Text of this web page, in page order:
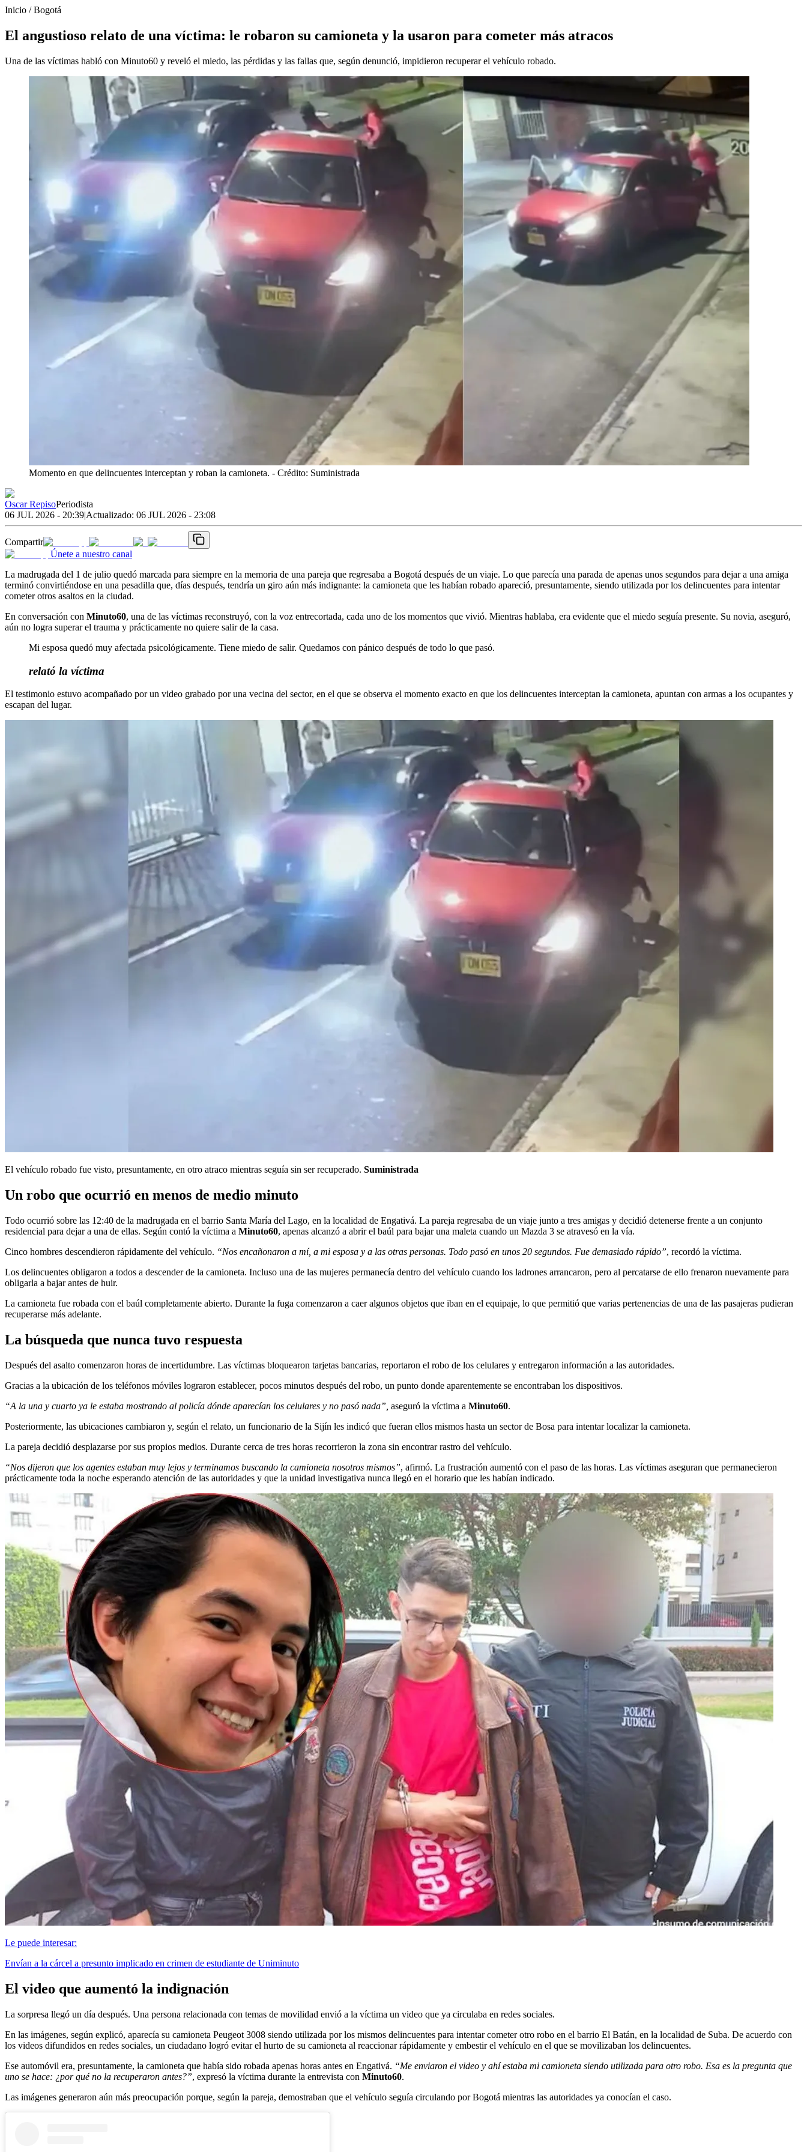
Inicio /Bogotá
El angustioso relato de una víctima: le robaron su camioneta y la usaron para cometer más atracos
Una de las víctimas habló con Minuto60 y reveló el miedo, las pérdidas y las fallas que, según denunció, impidieron recuperar el vehículo robado.
Momento en que delincuentes interceptan y roban la camioneta. - Crédito: Suministrada
Oscar RepisoPeriodista
06 JUL 2026 - 20:39|Actualizado: 06 JUL 2026 - 23:08
Compartir
Únete a nuestro canal
La madrugada del 1 de julio quedó marcada para siempre en la memoria de una pareja que regresaba a Bogotá después de un viaje. Lo que parecía una parada de apenas unos segundos para dejar a una amiga
terminó convirtiéndose en una pesadilla que, días después, tendría un giro aún más indignante: la camioneta que les habían robado apareció, presuntamente, siendo utilizada por los delincuentes para intentar
cometer otros asaltos en la ciudad.
En conversación con Minuto60, una de las víctimas reconstruyó, con la voz entrecortada, cada uno de los momentos que vivió. Mientras hablaba, era evidente que el miedo seguía presente. Su novia, aseguró,
aún no logra superar el trauma y prácticamente no quiere salir de la casa.
Mi esposa quedó muy afectada psicológicamente. Tiene miedo de salir. Quedamos con pánico después de todo lo que pasó.
relató la víctima
El testimonio estuvo acompañado por un video grabado por una vecina del sector, en el que se observa el momento exacto en que los delincuentes interceptan la camioneta, apuntan con armas a los ocupantes y
escapan del lugar.
El vehículo robado fue visto, presuntamente, en otro atraco mientras seguía sin ser recuperado. Suministrada
Un robo que ocurrió en menos de medio minuto
Todo ocurrió sobre las 12:40 de la madrugada en el barrio Santa María del Lago, en la localidad de Engativá. La pareja regresaba de un viaje junto a tres amigas y decidió detenerse frente a un conjunto
residencial para dejar a una de ellas. Según contó la víctima a Minuto60, apenas alcanzó a abrir el baúl para bajar una maleta cuando un Mazda 3 se atravesó en la vía.
Cinco hombres descendieron rápidamente del vehículo. “Nos encañonaron a mí, a mi esposa y a las otras personas. Todo pasó en unos 20 segundos. Fue demasiado rápido”, recordó la víctima.
Los delincuentes obligaron a todos a descender de la camioneta. Incluso una de las mujeres permanecía dentro del vehículo cuando los ladrones arrancaron, pero al percatarse de ello frenaron nuevamente para
obligarla a bajar antes de huir.
La camioneta fue robada con el baúl completamente abierto. Durante la fuga comenzaron a caer algunos objetos que iban en el equipaje, lo que permitió que varias pertenencias de una de las pasajeras pudieran
recuperarse más adelante.
La búsqueda que nunca tuvo respuesta
Después del asalto comenzaron horas de incertidumbre. Las víctimas bloquearon tarjetas bancarias, reportaron el robo de los celulares y entregaron información a las autoridades.
Gracias a la ubicación de los teléfonos móviles lograron establecer, pocos minutos después del robo, un punto donde aparentemente se encontraban los dispositivos.
“A la una y cuarto ya le estaba mostrando al policía dónde aparecían los celulares y no pasó nada”, aseguró la víctima a Minuto60.
Posteriormente, las ubicaciones cambiaron y, según el relato, un funcionario de la Sijín les indicó que fueran ellos mismos hasta un sector de Bosa para intentar localizar la camioneta.
La pareja decidió desplazarse por sus propios medios. Durante cerca de tres horas recorrieron la zona sin encontrar rastro del vehículo.
“Nos dijeron que los agentes estaban muy lejos y terminamos buscando la camioneta nosotros mismos”, afirmó. La frustración aumentó con el paso de las horas. Las víctimas aseguran que permanecieron
prácticamente toda la noche esperando atención de las autoridades y que la unidad investigativa nunca llegó en el horario que les habían indicado.
Le puede interesar:
Envían a la cárcel a presunto implicado en crimen de estudiante de Uniminuto
El video que aumentó la indignación
La sorpresa llegó un día después. Una persona relacionada con temas de movilidad envió a la víctima un video que ya circulaba en redes sociales.
En las imágenes, según explicó, aparecía su camioneta Peugeot 3008 siendo utilizada por los mismos delincuentes para intentar cometer otro robo en el barrio El Batán, en la localidad de Suba. De acuerdo con
los videos difundidos en redes sociales, un ciudadano logró evitar el hurto de su camioneta al reaccionar rápidamente y embestir el vehículo en el que se movilizaban los delincuentes.
Ese automóvil era, presuntamente, la camioneta que había sido robada apenas horas antes en Engativá. “Me enviaron el video y ahí estaba mi camioneta siendo utilizada para otro robo. Esa es la pregunta que
uno se hace: ¿por qué no la recuperaron antes?”, expresó la víctima durante la entrevista con Minuto60.
Las imágenes generaron aún más preocupación porque, según la pareja, demostraban que el vehículo seguía circulando por Bogotá mientras las autoridades ya conocían el caso.